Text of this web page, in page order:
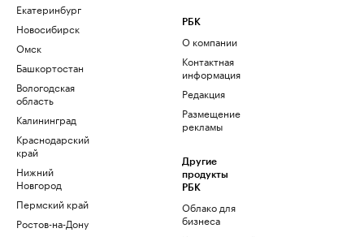
Екатеринбург
Новосибирск
Омск
Башкортостан
Вологодская
область
Калининград
Краснодарский
край
Нижний
Новгород
Пермский край
Ростов-на-Дону
РБК
О компании
Контактная
информация
Редакция
Размещение
рекламы
Другие
продукты
РБК
Облако для
бизнеса